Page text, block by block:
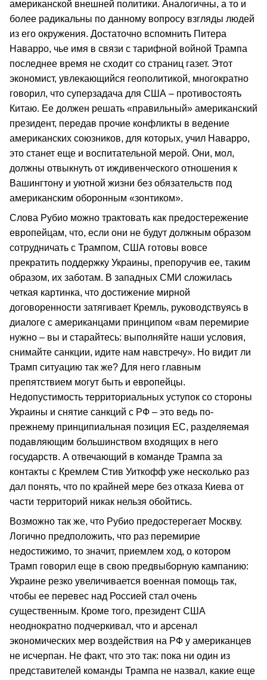
американской внешней политики. Аналогичны, а то и
более радикальны по данному вопросу взгляды людей
из его окружения. Достаточно вспомнить Питера
Наварро, чье имя в связи с тарифной войной Трампа
последнее время не сходит со страниц газет. Этот
экономист, увлекающийся геополитикой, многократно
говорил, что суперзадача для США – противостоять
Китаю. Ее должен решать «правильный» американский
президент, передав прочие конфликты в ведение
американских союзников, для которых, учил Наварро,
это станет еще и воспитательной мерой. Они, мол,
должны отвыкнуть от иждивенческого отношения к
Вашингтону и уютной жизни без обязательств под
американским оборонным «зонтиком».
Слова Рубио можно трактовать как предостережение
европейцам, что, если они не будут должным образом
сотрудничать с Трампом, США готовы вовсе
прекратить поддержку Украины, препоручив ее, таким
образом, их заботам. В западных СМИ сложилась
четкая картинка, что достижение мирной
договоренности затягивает Кремль, руководствуясь в
диалоге с американцами принципом «вам перемирие
нужно – вы и старайтесь: выполняйте наши условия,
снимайте санкции, идите нам навстречу». Но видит ли
Трамп ситуацию так же? Для него главным
препятствием могут быть и европейцы.
Недопустимость территориальных уступок со стороны
Украины и снятие санкций с РФ – это ведь по-
прежнему принципиальная позиция ЕС, разделяемая
подавляющим большинством входящих в него
государств. А отвечающий в команде Трампа за
контакты с Кремлем Стив Уиткофф уже несколько раз
дал понять, что по крайней мере без отказа Киева от
части территорий никак нельзя обойтись.
Возможно так же, что Рубио предостерегает Москву.
Логично предположить, что раз перемирие
недостижимо, то значит, приемлем ход, о котором
Трамп говорил еще в свою предвыборную кампанию:
Украине резко увеличивается военная помощь так,
чтобы ее перевес над Россией стал очень
существенным. Кроме того, президент США
неоднократно подчеркивал, что и арсенал
экономических мер воздействия на РФ у американцев
не исчерпан. Не факт, что это так: пока ни один из
представителей команды Трампа не назвал, какие еще